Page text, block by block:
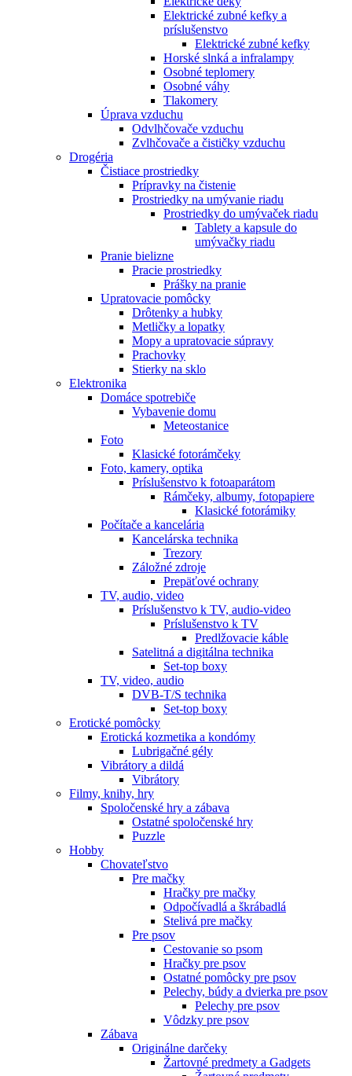
Elektrické zubné kefky a
príslušenstvo
Elektrické zubné kefky
Horské slnká a infralampy
Osobné teplomery
Osobné váhy
Tlakomery
Úprava vzduchu
Odvlhčovače vzduchu
Zvlhčovače a čističky vzduchu
Drogéria
Čistiace prostriedky
Prípravky na čistenie
Prostriedky na umývanie riadu
Prostriedky do umývaček riadu
Tablety a kapsule do
umývačky riadu
Pranie bielizne
Pracie prostriedky
Prášky na pranie
Upratovacie pomôcky
Drôtenky a hubky
Metličky a lopatky
Mopy a upratovacie súpravy
Prachovky
Stierky na sklo
Elektronika
Domáce spotrebiče
Vybavenie domu
Meteostanice
Foto
Klasické fotorámčeky
Foto, kamery, optika
Príslušenstvo k fotoaparátom
Rámčeky, albumy, fotopapiere
Klasické fotorámiky
Počítače a kancelária
Kancelárska technika
Trezory
Záložné zdroje
Prepäťové ochrany
TV, audio, video
Príslušenstvo k TV, audio-video
Príslušenstvo k TV
Predlžovacie káble
Satelitná a digitálna technika
Set-top boxy
TV, video, audio
DVB-T/S technika
Set-top boxy
Erotické pomôcky
Erotická kozmetika a kondómy
Lubrigačné gély
Vibrátory a dildá
Vibrátory
Filmy, knihy, hry
Spoločenské hry a zábava
Ostatné spoločenské hry
Puzzle
Hobby
Chovateľstvo
Pre mačky
Hračky pre mačky
Odpočívadlá a škrábadlá
Stelivá pre mačky
Pre psov
Cestovanie so psom
Hračky pre psov
Ostatné pomôcky pre psov
Pelechy, búdy a dvierka pre psov
Pelechy pre psov
Vôdzky pre psov
Zábava
Originálne darčeky
Žartovné predmety a Gadgets